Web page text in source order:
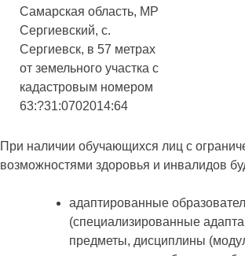
Самарская область, МР
Сергиевский, с.
Сергиевск, в 57 метрах
от земельного участка с
кадастровым номером
63:?31:0702014:64
При наличии обучающихся лиц с
возможностями здоровья и инвалидов
адаптированные
(специализированные
предметы, дисциплины